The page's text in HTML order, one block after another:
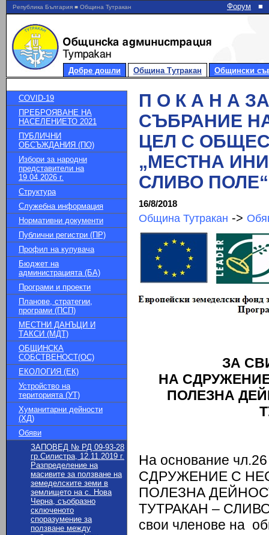
Република България ■ Община Тутракан Форум ■
Добре дошли Община Тутракан Общински
COVID-19
ПРЕБРОЯВАНЕ НА
НАСЕЛЕНИЕТО 2021
ПУБЛИЧНИ
ОБСЪЖДАНИЯ (ПО)
Избори за народни
представители на
19.04.2026 г.
Структура
Служебна информация
Нормативни документи
Публични регистри (ПР)
Профил на купувача
Бюджет на
администрацията (БА)
Програми и проекти
Планове, стратегии,
програми (ПСП)
МЕСТНИ ДАНЪЦИ И
ТАКСИ (МДТ)
ОБЩИНСКА
СОБСТВЕНОСТ(ОС)
ЕКОЛОГИЯ (ЕК)
Устройство на
територията (УТ)
Хуманитарни дейности
(ХД)
Обяви
ЗАПОВЕД № РД 09-93-28
гр.Силистра, 12.11.2019 г.
Разпределение на
масивите за ползване на
земеделските земи в
землището на с. Нова
Черна, съобразно
сключеното
споразумение за
ползване между
П О К А Н А
СЪБРАНИЕ
ЦЕЛ С
„МЕСТНА
СЛИВО ПОЛЕ“
16/8/2018
Община Тутракан ->
ЗА
НА
ПОЛЕЗНА
На основание
СДРУЖЕНИЕ С
ПОЛЕЗНА
ТУТРАКАН – СЛИВО
свои членове на